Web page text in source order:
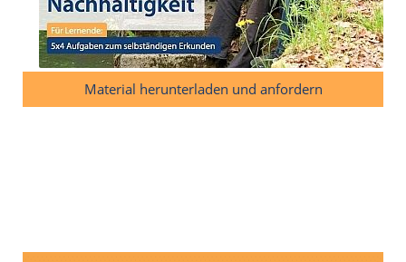
Material herunterladen und anfordern